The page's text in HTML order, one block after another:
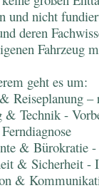
und nicht
deren
Fahrzeug
geht es um:
Reiseplanung
& Technik -
& Bürokratie
& Sicherheit -
&